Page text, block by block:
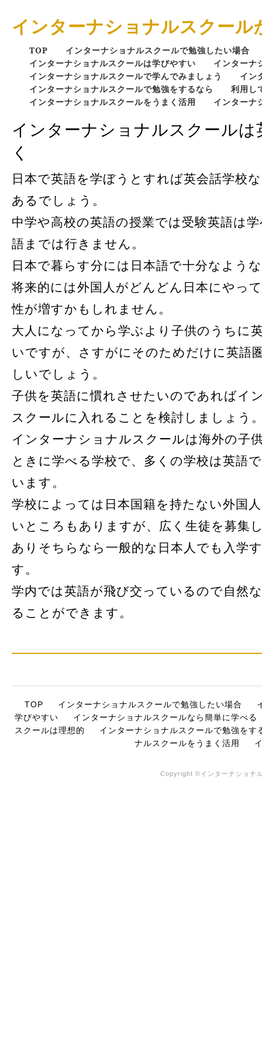
インターナショナルスクール
TOP
インターナショナルスクールで勉強したい場合
インターナショナルスクールは学びやすい
インターナ
インターナショナルスクールで学んでみましょう
イン
インターナショナルスクールで勉強をするなら
利用し
インターナショナルスクールをうまく活用
インターナ
インターナショナルスクール
く
日本で英語を学ぼうとすれば英会話学校
あるでしょう。
中学や高校の英語の授業では受験英語は
語までは行きません。
日本で暮らす分には日本語で十分なよう
将来的には外国人がどんどん日本にやっ
性が増すかもしれません。
大人になってから学ぶより子供のうちに
いですが、さすがにそのためだけに英語
しいでしょう。
子供を英語に慣れさせたいのであればイ
スクールに入れることを検討しましょう
インターナショナルスクールは海外の子
ときに学べる学校で、多くの学校は英語
います。
学校によっては日本国籍を持たない外国
いところもありますが、広く生徒を募集
ありそちらなら一般的な日本人でも入学
す。
学内では英語が飛び交っているので自然
ることができます。
TOP インターナショナルスクールで勉強したい場合
学びやすい
インターナショナルスクールなら簡単に学べる
スクールは理想的
インターナショナルスクールで勉強をす
ナルスクールをうまく活用
Copyright ©インターナショナ